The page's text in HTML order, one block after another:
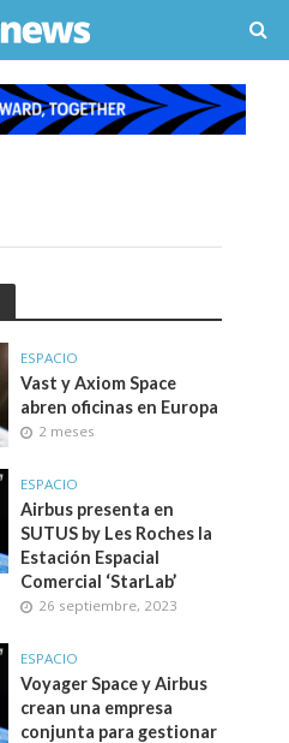
ESPACIO
Vast y Axiom Space
abren oficinas en Europa
2 meses
ESPACIO
Airbus presenta en
SUTUS by Les Roches la
Estación Espacial
Comercial ‘StarLab’
26 septiembre, 2023
ESPACIO
Voyager Space y Airbus
crean una empresa
conjunta para gestionar